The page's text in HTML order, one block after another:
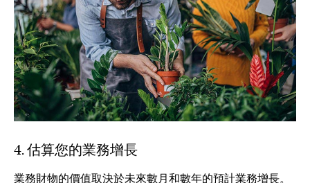
4. 估算您的業務增長
業務財物的價值取決於未來數月和數年的預計業務增長。